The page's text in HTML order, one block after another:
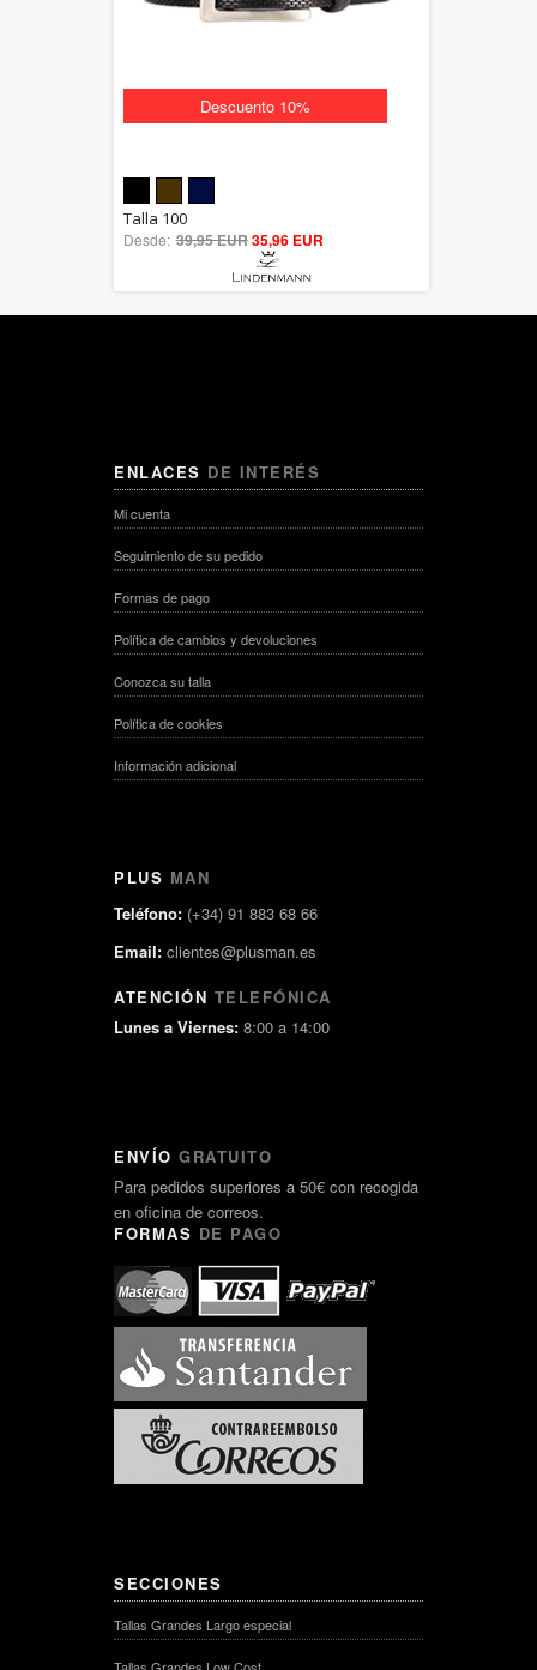
Descuento 10%
out of 5
Talla 100
Desde: 39,95 EUR35,96 EUR
ENLACES DE INTERÉS
Mi cuenta
Seguimiento de su pedido
Formas de pago
Política de cambios y devoluciones
Conozca su talla
Política de cookies
Información adicional
PLUS MAN
Teléfono: (+34) 91 883 68 66
Email: clientes@plusman.es
ATENCIÓN TELEFÓNICA
Lunes a Viernes: 8:00 a 14:00
ENVÍO GRATUITO
Para pedidos superiores a 50€ con recogida
en oficina de correos.
FORMAS DE PAGO
SECCIONES
Tallas Grandes Largo especial